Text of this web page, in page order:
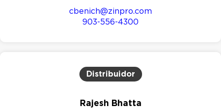
cbenich@zinpro.com
903-556-4300
Distribuidor
Rajesh Bhatta